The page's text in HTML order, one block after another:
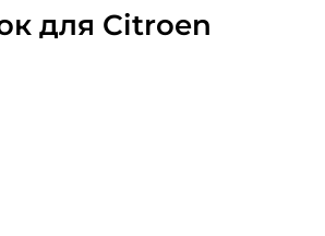
для Citroen